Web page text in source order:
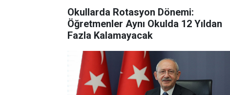
Okullarda Rotasyon Dönemi:
Öğretmenler Aynı Okulda 12 Yıldan
Fazla Kalamayacak